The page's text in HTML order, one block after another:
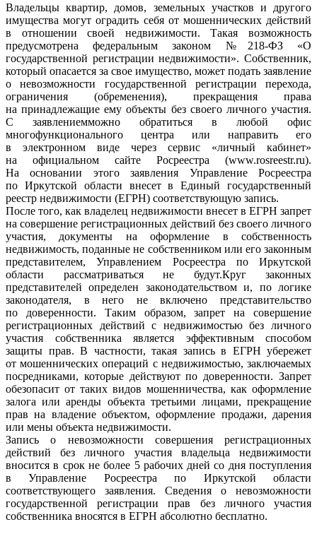
Владельцы квартир, домов, земельных участков и другого
имущества могут оградить себя от мошеннических действий
в отношении своей недвижимости. Такая возможность
предусмотрена федеральным законом №218-ФЗ «О
государственной регистрации недвижимости». Собственник,
который опасается за свое имущество, может подать заявление
о невозможности государственной регистрации перехода,
ограничения (обременения), прекращения права
на принадлежащие ему объекты без своего личного участия.
С заявлениемможно обратиться в любой офис
многофункционального центра или направить его
в электронном виде через сервис «личный кабинет»
на официальном сайте Росреестра (www.rosreestr.ru).
На основании этого заявления Управление Росреестра
по Иркутской области внесет в Единый государственный
реестр недвижимости (ЕГРН) соответствующую запись.
После того, как владелец недвижимости внесет в ЕГРН запрет
на совершение регистрационных действий без своего личного
участия, документы на оформление в собственность
недвижимость, поданные не собственником или его законным
представителем, Управлением Росреестра по Иркутской
области рассматриваться не будут.Круг законных
представителей определен законодательством и, по логике
законодателя, в него не включено представительство
по доверенности. Таким образом, запрет на совершение
регистрационных действий с недвижимостью без личного
участия собственника является эффективным способом
защиты прав. В частности, такая запись в ЕГРН убережет
от мошеннических операций с недвижимостью, заключаемых
посредниками, которые действуют по доверенности. Запрет
обезопасит от таких видов мошенничества, как оформление
залога или аренды объекта третьими лицами, прекращение
прав на владение объектом, оформление продажи, дарения
или мены объекта недвижимости.
Запись о невозможности совершения регистрационных
действий без личного участия владельца недвижимости
вносится в срок не более 5 рабочих дней со дня поступления
в Управление Росреестра по Иркутской области
соответствующего заявления. Сведения о невозможности
государственной регистрации прав без личного участия
собственника вносятся в ЕГРН абсолютно бесплатно.